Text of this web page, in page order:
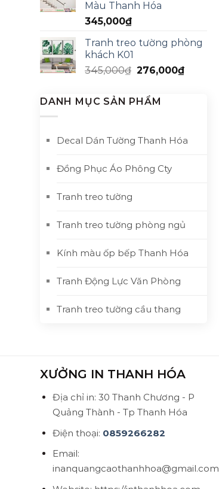
Màu Thanh Hóa
345,000₫
Tranh treo tường phòng
khách K01
345,000₫ 276,000₫
DANH MỤC SẢN PHẨM
Decal Dán Tường Thanh Hóa
Đồng Phục Áo Phông Cty
Tranh treo tường
Tranh treo tường phòng ngủ
Kính màu ốp bếp Thanh Hóa
Tranh Động Lực Văn Phòng
Tranh treo tường cầu thang
XƯỞNG IN THANH HÓA
Địa chỉ in: 30 Thanh Chương - P
Quảng Thành - Tp Thanh Hóa
Điện thoại: 0859266282
Email:
inanquangcaothanhhoa@gmail.com